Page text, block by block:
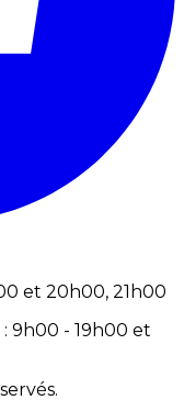
et 20h00, 21h00
9h00 - 19h00 et